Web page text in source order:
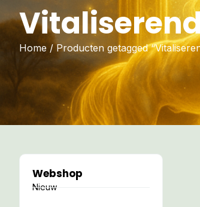
Home / Producten getagged
Webshop
Nieuw